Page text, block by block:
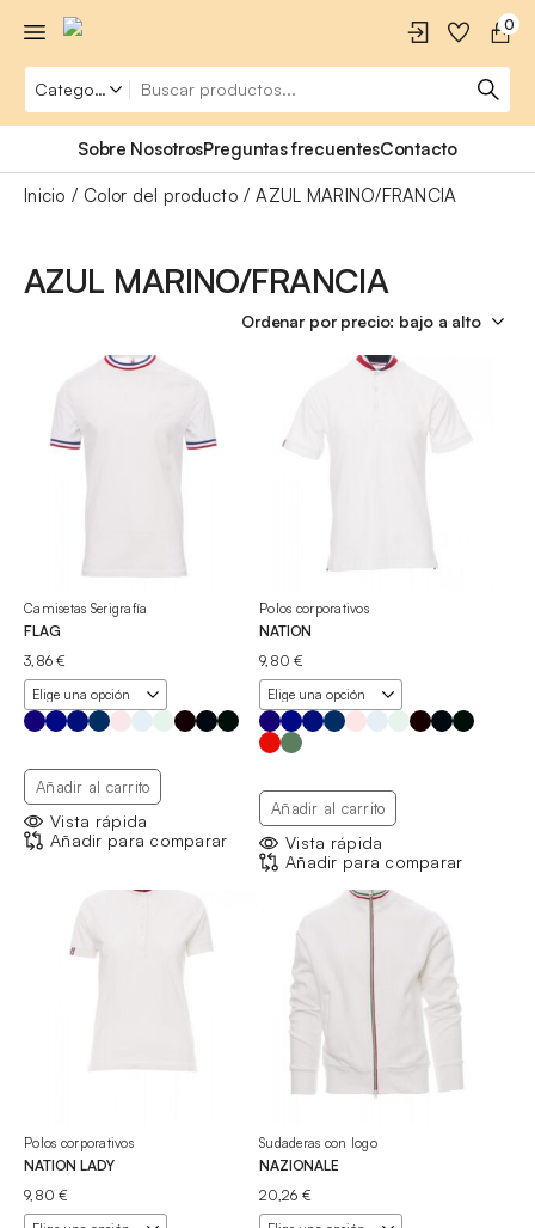
0
Sobre NosotrosPreguntas frecuentesContacto
Inicio Color del producto AZUL MARINO/FRANCIA
AZUL MARINO/FRANCIA
Camisetas Serigrafía
FLAG
3,86€
Añadir al carrito
Vista rápida
Añadir para comparar
Polos corporativos
NATION
9,80€
Añadir al carrito
Vista rápida
Añadir para comparar
Polos corporativos
NATION LADY
9,80€
Sudaderas con logo
NAZIONALE
20,26 €